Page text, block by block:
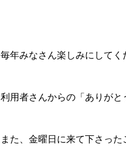
毎年みなさん楽しみにして
利用者さんからの「ありがと
また、金曜日に来て下さっ